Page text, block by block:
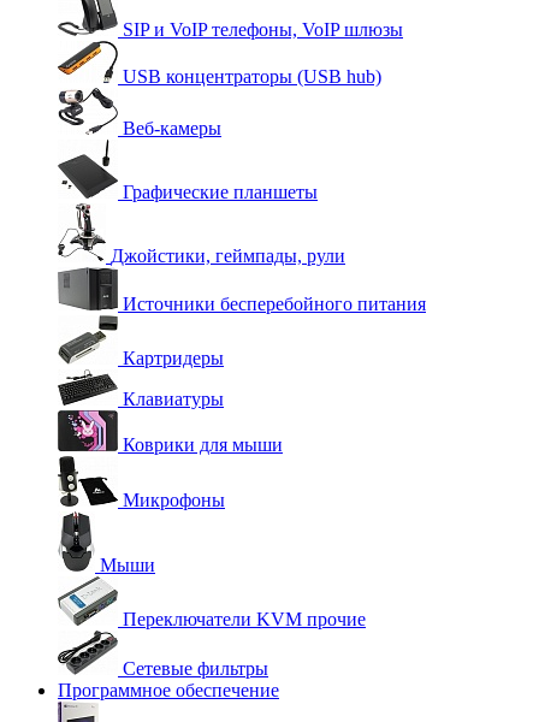
SIP и VoIP телефоны, VoIP шлюзы
USB концентраторы (USB hub)
Веб-камеры
Графические планшеты
Джойстики, геймпады, рули
Источники бесперебойного питания
Картридеры
Клавиатуры
Коврики для мыши
Микрофоны
Мыши
Переключатели KVM прочие
Сетевые фильтры
Программное обеспечение